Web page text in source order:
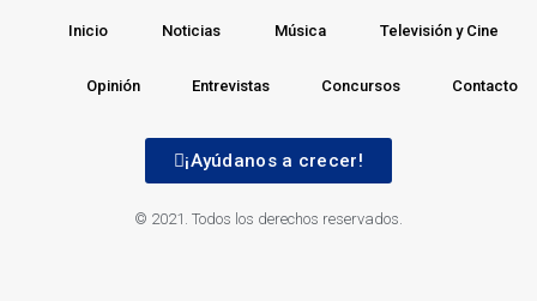
Inicio Noticias Música Televisión y Cine
Opinión Entrevistas Concursos Contacto
¡Ayúdanos a crecer!
© 2021. Todos los derechos reservados.